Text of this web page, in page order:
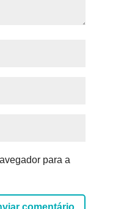
para a